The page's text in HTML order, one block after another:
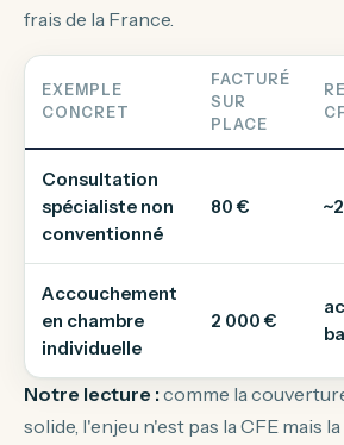
frais de la France.
EXEMPLE
CONCRET
FACTURÉ
SUR
PLACE
Consultation
spécialiste non
conventionné
80 €
Accouchement
en chambre
individuelle
2 000 €
Notre lecture :comme la
solide, l'enjeu n'est pas la CFE mais la